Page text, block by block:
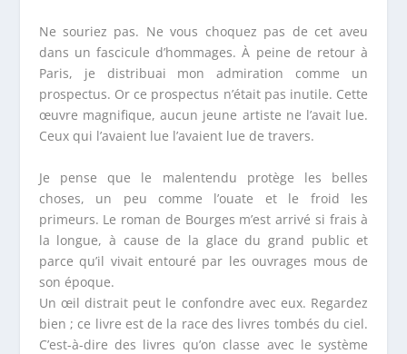
Ne souriez pas. Ne vous choquez pas de cet aveu
dans un fascicule d’hommages. À peine de retour à
Paris, je distribuai mon admiration comme un
prospectus. Or ce prospectus n’était pas inutile. Cette
œuvre magnifique, aucun jeune artiste ne l’avait lue.
Ceux qui l’avaient lue l’avaient lue de travers.
Je pense que le malentendu protège les belles
choses, un peu comme l’ouate et le froid les
primeurs. Le roman de Bourges m’est arrivé si frais à
la longue, à cause de la glace du grand public et
parce qu’il vivait entouré par les ouvrages mous de
son époque.
Un œil distrait peut le confondre avec eux. Regardez
bien ; ce livre est de la race des livres tombés du ciel.
C’est-à-dire des livres qu’on classe avec le système